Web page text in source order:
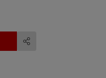
Compartir